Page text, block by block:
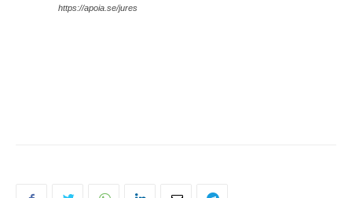
https://apoia.se/jures